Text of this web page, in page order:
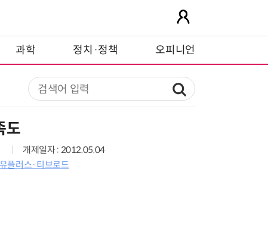
과학 정치·정책 오피니언
도
개제일자 : 2012.05.04
플러스·티브로드